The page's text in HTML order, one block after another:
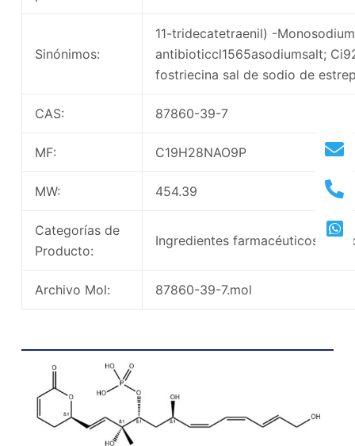
Sinónimos:
11-tridecatetraenil) -
antibioticcl1565asodiumsalt;
fostriecina sal de sodio de
CAS: 87860-39-7
MF: C19H28NAO9P
MW: 454.39
Categorías de
Producto:
Ingredientes farmacéuticos
Archivo Mol: 87860-39-7.mol